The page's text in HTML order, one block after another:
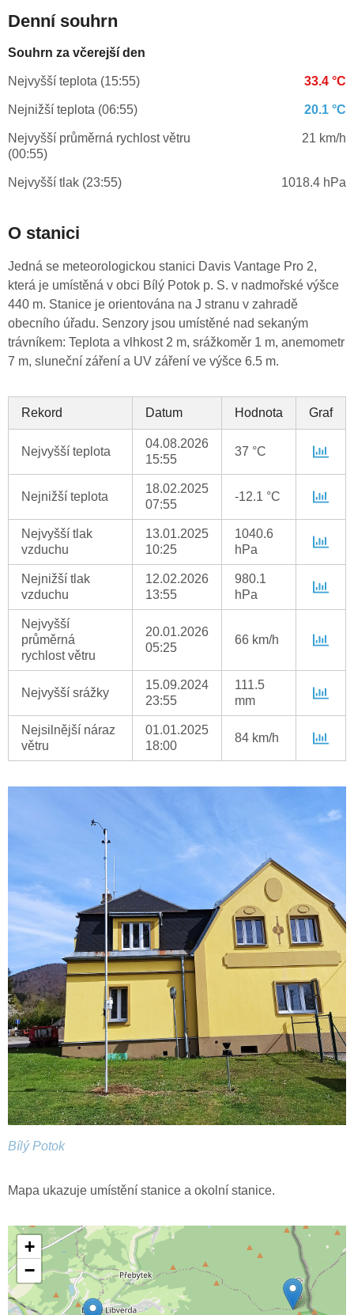
Denní souhrn
Souhrn za včerejší den
Nejvyšší teplota (15:55) 33.4 °C
Nejnižší teplota (06:55) 20.1 °C
Nejvyšší průměrná rychlost větru
(00:55)
21 km/h
Nejvyšší tlak (23:55) 1018.4 hPa
O stanici
Jedná se meteorologickou stanici Davis Vantage Pro 2,
která je umístěná v obci Bílý Potok p. S. v nadmořské výšce
440 m. Stanice je orientována na J stranu v zahradě
obecního úřadu. Senzory jsou umístěné nad sekaným
trávníkem: Teplota a vlhkost 2 m, srážkoměr 1 m, anemometr
7 m, sluneční záření a UV záření ve výšce 6.5 m.
Rekord Datum Hodnota Graf
Nejvyšší teplota
04.08.2026
15:55
37 °C
Nejnižší teplota
18.02.2025
07:55
-12.1 °C
Nejvyšší tlak
vzduchu
13.01.2025
10:25
1040.6
hPa
Nejnižší tlak
vzduchu
12.02.2026
13:55
980.1
hPa
Nejvyšší
průměrná
rychlost větru
20.01.2026
05:25
66 km/h
Nejvyšší srážky
15.09.2024
23:55
111.5
mm
Nejsilnější náraz
větru
01.01.2025
18:00
84 km/h
Bílý Potok
Mapa ukazuje umístění stanice a okolní stanice.
+
−